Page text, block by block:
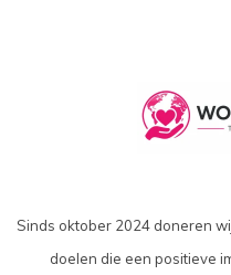
Sinds oktober 2024 doneren
doelen die een positieve